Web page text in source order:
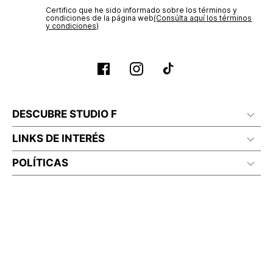
Certifico que he sido informado sobre los términos y
condiciones de la página web‎(Consúlta aquí los términos
y condiciones)
DESCUBRE STUDIO F
LINKS DE INTERÉS
POLÍTICAS